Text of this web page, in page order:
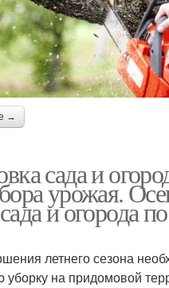
→
сада и
урожая.
и огорода
летнего сезона
уборку на придомовой